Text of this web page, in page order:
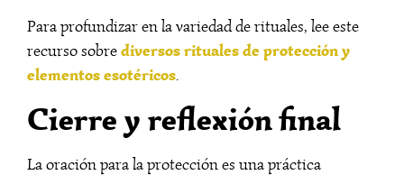
Para profundizar en la variedad de rituales, lee este
recurso sobrediversos rituales de protección y
elementos esotéricos.
Cierre y reflexión final
La oración para la protección es una práctica